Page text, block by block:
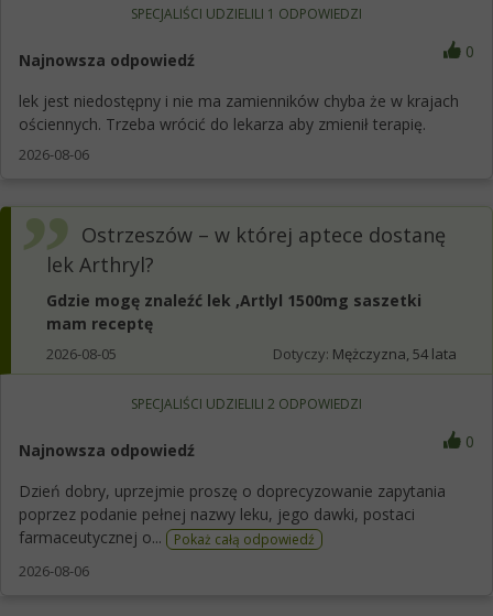
SPECJALIŚCI UDZIELILI 1 ODPOWIEDZI
Najnowsza odpowiedź 0
lek jest niedostępny i nie ma zamienników chyba że w krajach
ościennych. Trzeba wrócić do lekarza aby zmienił terapię.
2026-08-06
Ostrzeszów – w której aptece dostanę
lek Arthryl?
Gdzie mogę znaleźć lek ,Artlyl 1500mg saszetki
mam receptę
2026-08-05 Dotyczy: Mężczyzna, 54 lata
SPECJALIŚCI UDZIELILI 2 ODPOWIEDZI
Najnowsza odpowiedź 0
Dzień dobry, uprzejmie proszę o doprecyzowanie zapytania
poprzez podanie pełnej nazwy leku, jego dawki, postaci
farmaceutycznej o...
Pokaż całą odpowiedź
2026-08-06